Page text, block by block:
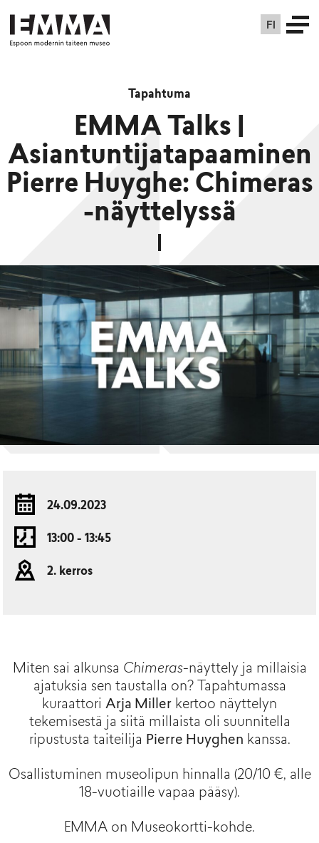
FI
Tapahtuma
EMMA Talks |
Asiantuntijatapaaminen
Pierre Huyghe: Chimeras
-näyttelyssä
24.09.2023
13:00 - 13:45
2. kerros
Miten sai alkunsa Chimeras-näyttely ja millaisia
ajatuksia sen taustalla on? Tapahtumassa
kuraattori Arja Miller kertoo näyttelyn
tekemisestä ja siitä millaista oli suunnitella
ripustusta taiteilija Pierre Huyghen kanssa.
Osallistuminen museolipun hinnalla (20/10 €, alle
18-vuotiaille vapaa pääsy).
EMMA on Museokortti-kohde.